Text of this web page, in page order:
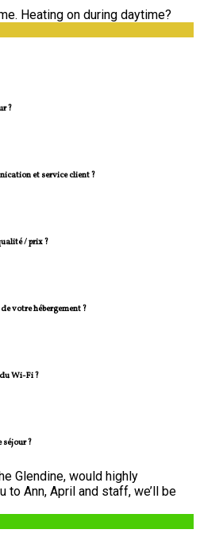
Heating on during daytime?
?
et service client ?
/ prix ?
votre hébergement ?
Wi-Fi ?
séjour ?
Glendine, would highly
to Ann, April and staff, we’ll be